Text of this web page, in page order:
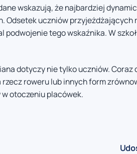
wskazują, że najbardziej
Odsetek uczniów przyjeżdżających
podwojenie tego wskaźnika. W
dotyczy nie tylko uczniów.
rzecz roweru lub innych form
otoczeniu placówek.